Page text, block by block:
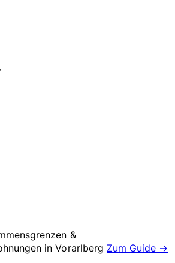
&
inVorarlberg Zum Guide →